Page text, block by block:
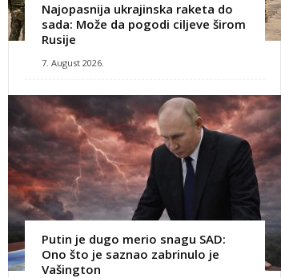
Najopasnija ukrajinska raketa do
sada: Može da pogodi ciljeve širom
Rusije
7. August 2026.
Putin je dugo merio snagu SAD:
Ono što je saznao zabrinulo je
Vašington